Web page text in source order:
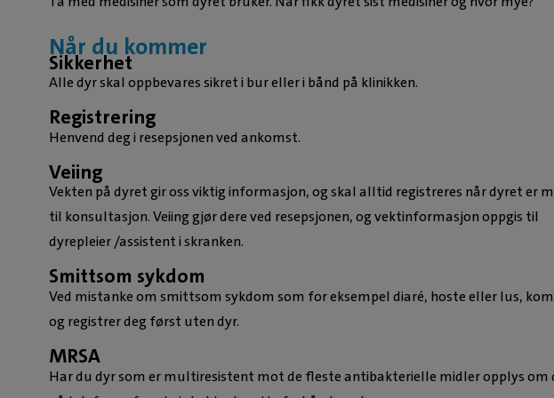
Når du kommer
Sikkerhet
Alle dyr skal oppbevares sikret i bur eller i bånd på klinikken.
Registrering
Henvend deg i resepsjonen ved ankomst.
Veiing
Vekten på dyret gir oss viktig informasjon, og skal alltid registreres når dyret er
til konsultasjon. Veiing gjør dere ved resepsjonen, og vektinformasjon oppgis til
dyrepleier /assistent i skranken.
Smittsom sykdom
Ved mistanke om smittsom sykdom som for eksempel diaré, hoste eller lus,
og registrer deg først uten dyr.
MRSA
Har du dyr som er multiresistent mot de fleste antibakterielle midler opplys om
Stiftung
Hochschule
kom hjem til Norge
kunne inkludere